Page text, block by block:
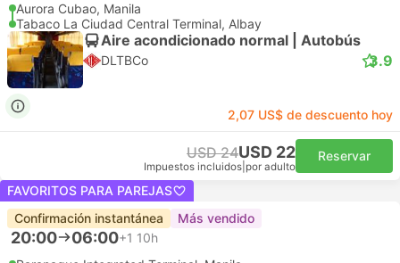
Aurora Cubao, Manila
Tabaco La Ciudad Central Terminal, Albay
Aire acondicionado normal | Autobús
DLTBCo 3.9
2,07 US$ de descuento hoy
USD 24USD 22
Impuestos incluidos por adulto
Reservar
FAVORITOS PARA PAREJAS
Confirmación instantánea
Más vendido
20:00 06:00+1 10h